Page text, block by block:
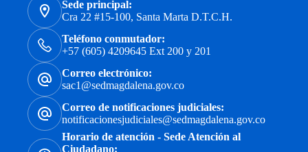
Sede principal:
Cra 22 #15-100, Santa Marta D.T.C.H.
Teléfono conmutador:
+57 (605) 4209645 Ext 200 y 201
Correo electrónico:
sac1@sedmagdalena.gov.co
Correo de notificaciones judiciales:
notificacionesjudiciales@sedmagdalena.gov.co
Horario de atención - Sede Atención al
Ciudadano: